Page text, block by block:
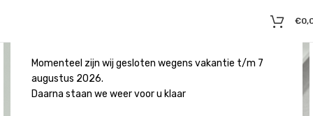
Momenteel zijn wij gesloten wegens vakantie t/m 7
augustus 2026.
Daarna staan we weer voor u klaar
€